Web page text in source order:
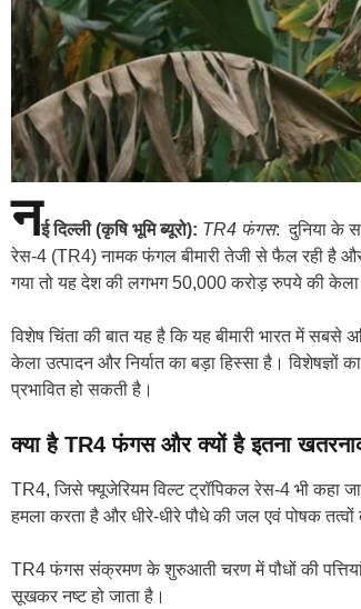
नई दिल्ली (कृषि भूमि ब्यूरो): TR4 फंगस: दुनिया के
रेस-4 (TR4) नामक फंगल बीमारी तेजी से फैल रही है और
गया तो यह देश की लगभग 50,000 करोड़ रुपये की केला
विशेष चिंता की बात यह है कि यह बीमारी भारत में
केला उत्पादन और निर्यात का बड़ा हिस्सा है।
प्रभावित हो सकती है।
क्या है TR4 फंगस और क्यों है इतना
TR4, जिसे फ्यूजेरियम विल्ट ट्रॉपिकल रेस-4 भी कहा
हमला करता है और धीरे-धीरे पौधे की जल एवं पोषक
TR4 फंगस संक्रमण के शुरुआती चरण में पौधों की पत्तियां
सूखकर नष्ट हो जाता है।